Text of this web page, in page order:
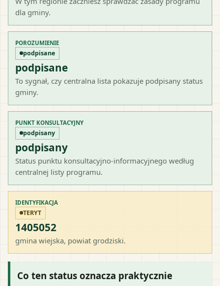
dla gminy.
POROZUMIENIE
podpisane
podpisane
To sygnał, czy centralna lista pokazuje podpisany status
gminy.
PUNKT KONSULTACYJNY
podpisany
podpisany
Status punktu konsultacyjno-informacyjnego według
centralnej listy programu.
IDENTYFIKACJA
TERYT
1405052
gmina wiejska, powiat grodziski.
Co ten status oznacza praktycznie